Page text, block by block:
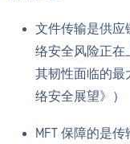
文件传输是供应
络安全风险正在
其韧性面临的最
络安全展望》）
MFT 保障的是